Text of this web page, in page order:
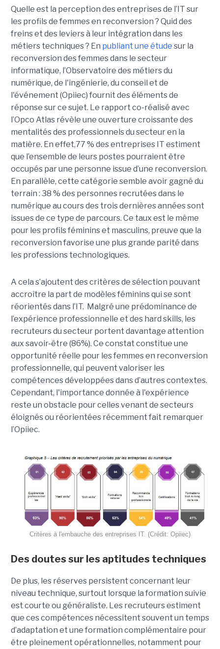
Quelle est la perception des entreprises de l’IT sur
les profils de femmes en reconversion ? Quid des
freins et des leviers à leur intégration dans les
métiers techniques ? En publiant une étude sur la
reconversion des femmes dans le secteur
informatique, l’Observatoire des métiers du
numérique, de l'ingénierie, du conseil et de
l'événement (Opiiec) fournit des éléments de
réponse sur ce sujet. Le rapport co-réalisé avec
l’Opco Atlas révèle une ouverture croissante des
mentalités des professionnels du secteur en la
matière. En effet,77 % des entreprises IT estiment
que l’ensemble de leurs postes pourraient être
occupés par une personne issue d’une reconversion.
En parallèle, cette catégorie semble avoir gagné du
terrain : 38 % des personnes recrutées dans le
numérique au cours des trois dernières années sont
issues de ce type de parcours. Ce taux est le même
pour les profils féminins et masculins, preuve que la
reconversion favorise une plus grande parité dans
les professions technologiques.
A cela s’ajoutent des critères de sélection pouvant
accroître la part de modèles féminins qui se sont
réorientés dans l’IT. Malgré une prédominance de
l’expérience professionnelle et des hard skills, les
recruteurs du secteur portent davantage attention
aux savoir-être (86%). Ce constat constitue une
opportunité réelle pour les femmes en reconversion
professionnelle, qui peuvent valoriser les
compétences développées dans d’autres contextes.
Cependant, l'importance donnée à l'expérience
reste un obstacle pour celles venant de secteurs
éloignés ou réorientées récemment fait remarquer
l’Opiiec.
Critères à l'embauche des entreprises IT. (Crédit: Opiiec)
Des doutes sur les aptitudes techniques
De plus, les réserves persistent concernant leur
niveau technique, surtout lorsque la formation suivie
est courte ou généraliste. Les recruteurs estiment
que ces compétences nécessitent souvent un temps
d’adaptation et une formation complémentaire pour
être pleinement opérationnelles, notamment pour